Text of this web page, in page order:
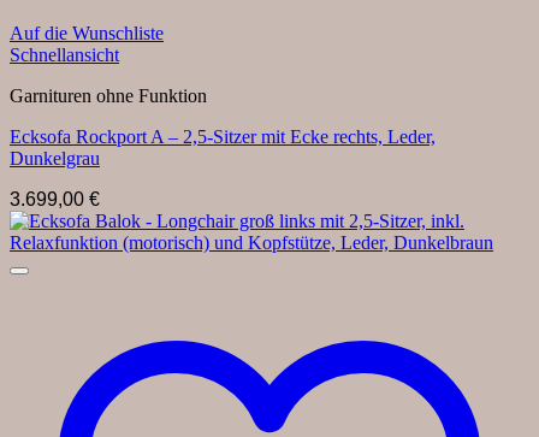
Auf die Wunschliste
Schnellansicht
Garnituren ohne Funktion
Ecksofa Rockport A – 2,5-Sitzer mit Ecke rechts, Leder,
Dunkelgrau
3.699,00 €